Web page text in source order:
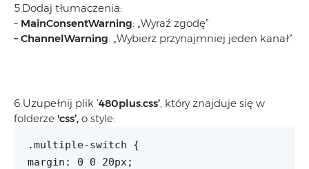
5.Dodaj tłumaczenia:
– MainConsentWarning: „Wyraź zgodę”
– ChannelWarning: „Wybierz przynajmniej jeden kanał”
6.Uzupełnij plik ’480plus.css’ , który znajduje się w
folderze 'css’, o style:
.multiple-switch {
margin: 0 0 20px;